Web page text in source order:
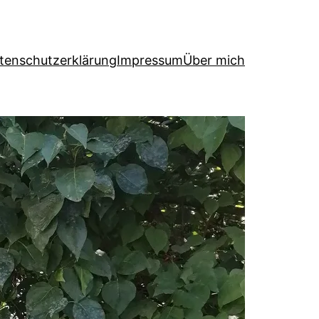
ImpressumÜber mich